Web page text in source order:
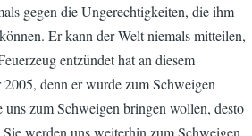
gegen die Ungerechtigkeiten, die ihm
Er kann der Welt niemals mitteilen,
entzündet hat an diesem
denn er wurde zum Schweigen
uns zum Schweigen bringen wollen, desto
werden uns weiterhin zum Schweigen